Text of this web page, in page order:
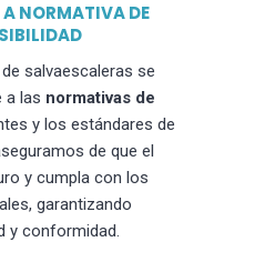
NORMATIVA DE
salvaescaleras se
a las normativas de
y los estándares de
de que el
y cumpla con los
garantizando
y conformidad.